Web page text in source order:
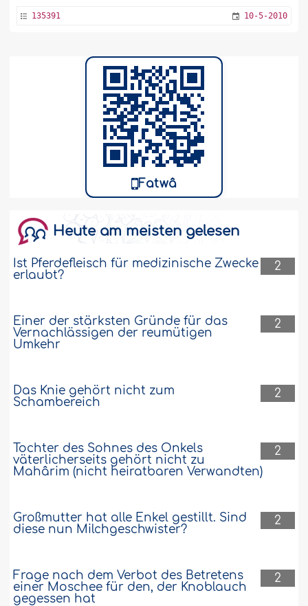
135391 10-5-2010
Fatwâ
Heute am meisten gelesen
2
Ist Pferdefleisch für medizinische Zwecke
erlaubt?
2
Einer der stärksten Gründe für das
Vernachlässigen der reumütigen
Umkehr
2
Das Knie gehört nicht zum
Schambereich
2
Tochter des Sohnes des Onkels
väterlicherseits gehört nicht zu
Mahârim (nicht heiratbaren Verwandten)
2
Großmutter hat alle Enkel gestillt. Sind
diese nun Milchgeschwister?
2
Frage nach dem Verbot des Betretens
einer Moschee für den, der Knoblauch
gegessen hat